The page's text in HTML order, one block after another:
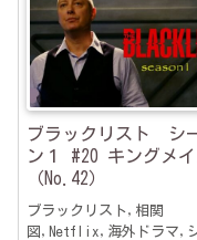
ブラックリスト シ
ン１ #20 キングメ
（No.42）
ブラックリスト,相関
図,Netflix,海外ドラマ,